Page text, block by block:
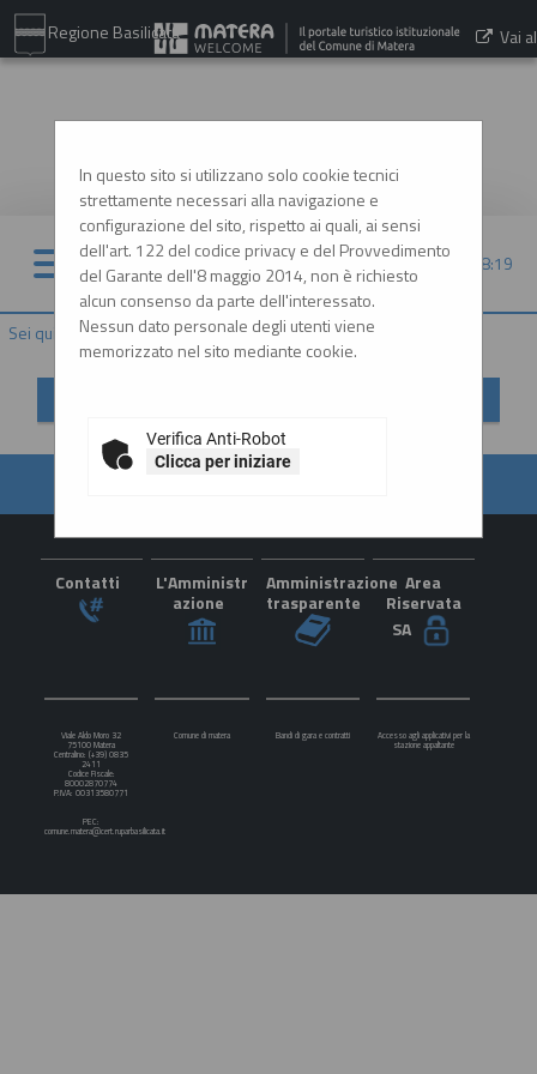
Regione Basilicata Vai al
09/08/2026 08:19
Sei qui: Home»Prospetti annuali (art. 1 c. 32 L.190 de...
In questo sito si utilizzano solo cookie tecnici
strettamente necessari alla navigazione e
configurazione del sito, rispetto ai quali, ai sensi
dell'art. 122 del codice privacy e del Provvedimento
del Garante dell'8 maggio 2014, non è richiesto
alcun consenso da parte dell'interessato.
Nessun dato personale degli utenti viene
memorizzato nel sito mediante cookie.
Verifica Anti-Robot
Clicca per iniziare
Contatti
L'Amministr
azione
Amministrazione
trasparente
Area
Riservata
SA
Viale Aldo Moro 32
75100 Matera
Centralino: (+39) 0835
2411
Codice Fiscale:
80002870774
P.IVA: 00313580771
PEC:
comune.matera@cert.ruparbasilicata.it
Comune di matera Bandi di gara e contratti Accesso agli applicativi per la
stazione appaltante